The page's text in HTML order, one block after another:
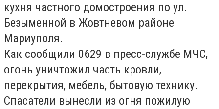
кухня частного домостроения по ул.
Безыменной в Жовтневом районе
Мариуполя.
Как сообщили 0629 в пресс-службе МЧС,
огонь уничтожил часть кровли,
перекрытия, мебель, бытовую технику.
Спасатели вынесли из огня пожилую